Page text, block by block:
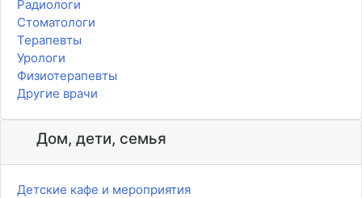
Радиологи
Стоматологи
Терапевты
Урологи
Физиотерапевты
Другие врачи
Дом, дети, семья
Детские кафе и мероприятия